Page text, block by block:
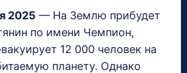
2025 — На Землю прибудет
по имени Чемпион,
12 000 человек на
планету. Однако